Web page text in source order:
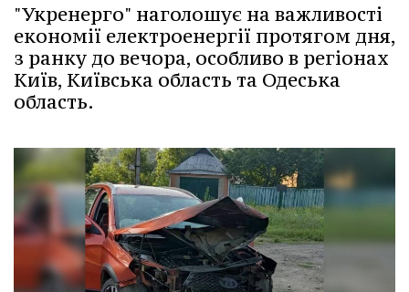
"Укренерго" наголошує на важливості
економії електроенергії протягом дня,
з ранку до вечора, особливо в регіонах
Київ, Київська область та Одеська
область.